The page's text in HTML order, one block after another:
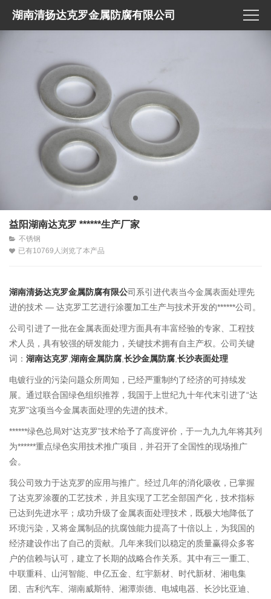
湖南清扬达克罗金属防腐有限公司
益阳湖南达克罗 ******生产厂家
不锈钢
已有10769人浏览了本产品
湖南清扬达克罗金属防腐有限公司系引进代表当今金属表面处理先
进的技术 — 达克罗工艺进行涂覆加工生产与技术开发的******公司。
公司引进了一批在金属表面处理方面具有丰富经验的专家、工程技
术人员，具有较强的研发能力，关键技术拥有自主产权。公司关键
词： 湖南达克罗,湖南金属防腐,长沙金属防腐,长沙表面处理
电镀行业的污染问题众所周知，已经严重制约了经济的可持续发
展。通过联合国绿色组织推荐，我国于上世纪九十年代末引进了“达
克罗”这项当今金属表面处理的先进的技术。
******绿色总局对“达克罗”技术给予了高度评价，于一九九九年将其列
为******重点绿色实用技术推广项目，并召开了全国性的现场推广
会。
我公司致力于达克罗的应用与推广。经过几年的消化吸收，已掌握
了达克罗涂覆的工艺技术，并且实现了工艺全部国产化，技术指标
已达到先进水平；成功升级了金属表面处理技术，既极大地降低了
环境污染，又将金属制品的抗腐蚀能力提高了十倍以上，为我国的
经济建设作出了自己的贡献。几年来我们以稳定的质量赢得众多客
户的信赖与认可，建立了长期的战略合作关系。其中有三一重工、
中联重科、山河智能、申亿五金、红宇新材、时代新材、湘电集
团、吉利汽车、湖南威斯特、湘潭崇德、电城电器、长沙比亚迪、